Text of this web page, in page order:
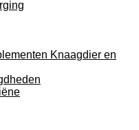
Knaagdier en